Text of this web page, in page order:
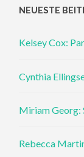
NEUESTE
Kelsey Cox:
Cynthia
Miriam Georg:
Rebecca